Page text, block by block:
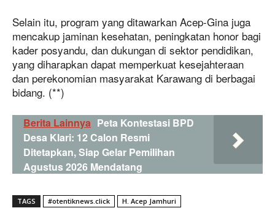
Selain itu, program yang ditawarkan Acep-Gina juga
mencakup jaminan kesehatan, peningkatan honor bagi
kader posyandu, dan dukungan di sektor pendidikan,
yang diharapkan dapat memperkuat kesejahteraan
dan perekonomian masyarakat Karawang di berbagai
bidang. (**)
Berita Lainnya Peta Kontestasi BPD
Desa Klari: 12 Calon Resmi
Ditetapkan, Siap Gelar Pemilihan
Agustus 2026 Mendatang
TAGS #otentiknews.click
H. Acep Jamhuri